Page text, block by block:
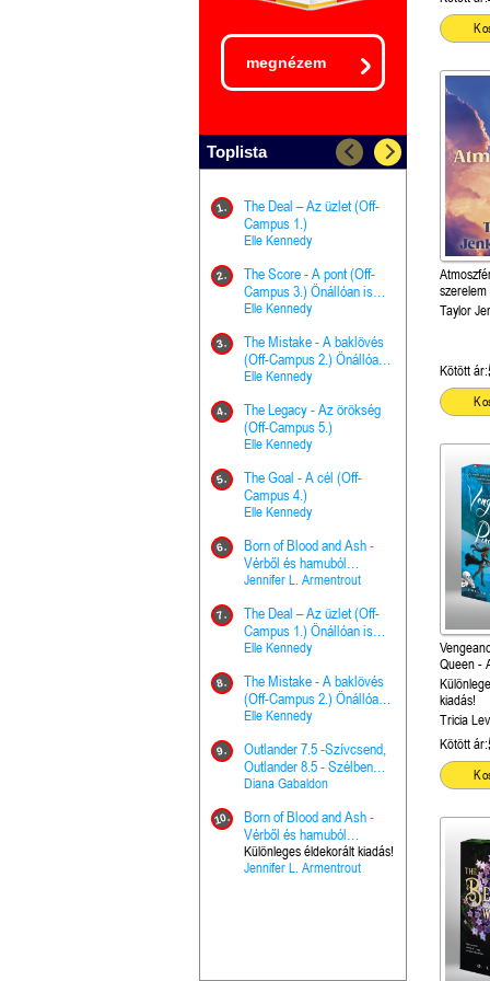
megnézem
Toplista
1.
The Deal – Az üzlet (Off-
Campus 1.)
Elle Kennedy
2.
The Score - A pont (Off-
Campus 3.) Önállóan is
olvasható!
Elle Kennedy
3.
The Mistake - A baklövés
(Off-Campus 2.) Önállóan
is olvasható!
Elle Kennedy
4.
The Legacy - Az örökség
(Off-Campus 5.)
Elle Kennedy
5.
The Goal - A cél (Off-
Campus 4.)
Elle Kennedy
6.
Born of Blood and Ash -
Vérből és hamuból
született (Hús és tűz 4.)
Jennifer L. Armentrout
7.
The Deal – Az üzlet (Off-
Campus 1.) Önállóan is
olvasható!
Elle Kennedy
8.
The Mistake - A baklövés
(Off-Campus 2.) Önállóan
is olvasható!
Elle Kennedy
9.
Outlander 7.5 -Szívcsend,
Outlander 8.5 - Szélben
sodródó falevél
Diana Gabaldon
10.
Born of Blood and Ash -
Vérből és hamuból
született (Hús és tűz 4.)
Különleges éldekorált kiadás!
Jennifer L. Armentrout
The Goal
Campus
olvasható!
Elle
Grace
Kegyelem
Jennifer L.
Elle
(A csont
Harper L.
The
the Priest - Vallomások: A
Hercegnő,
Pap
Ella Frank
Ashen
trón
Marie
A téli
munkafüzet
Bayné
From the
nyugalma
Ashen
trón
Outlander
sodródó
Diana
Taylor
Kötött ár:
Queen -
bosszúja
3.)
kiadás!
Tricia
Kötött ár: